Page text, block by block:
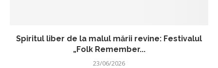
Spiritul liber de la malul mării revine: Festivalul
„Folk Remember...
23/06/2026